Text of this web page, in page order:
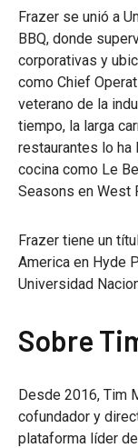
Frazer se unió a
BBQ, donde
corporativas y
como Chief
veterano de la
tiempo, la larga
restaurantes lo
cocina como Le
Seasons en West
Frazer tiene un
America en Hyde
Universidad
Sobre
Desde 2016, Tim
cofundador y
plataforma líder